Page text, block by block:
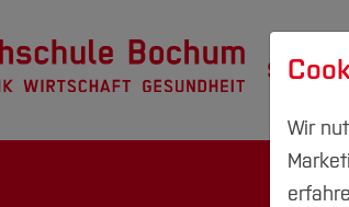
Studium
Wir